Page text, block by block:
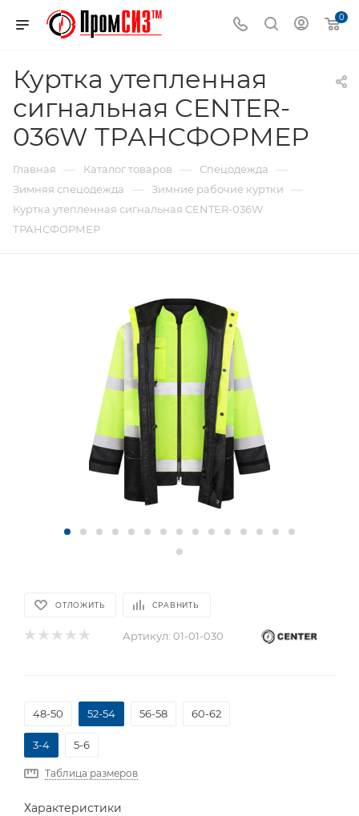
0
Куртка утепленная
сигнальная CENTER-
036W ТРАНСФОРМЕР
Главная — Каталог товаров — Спецодежда —
Зимняя спецодежда — Зимние рабочие куртки —
Куртка утепленная сигнальная CENTER-036W
ТРАНСФОРМЕР
ОТЛОЖИТЬ СРАВНИТЬ
Артикул: 01-01-030
48-50 52-54 56-58 60-62
3-4 5-6
Таблица размеров
Характеристики